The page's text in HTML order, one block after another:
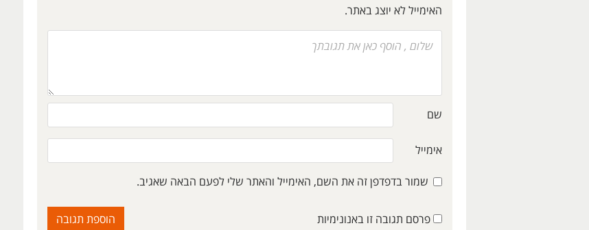
האימייל לא יוצג באתר.
שם
אימייל
שמור בדפדפן זה את השם, האימייל והאתר שלי לפעם הבאה שאגיב.
פרסם תגובה זו באנונימיות